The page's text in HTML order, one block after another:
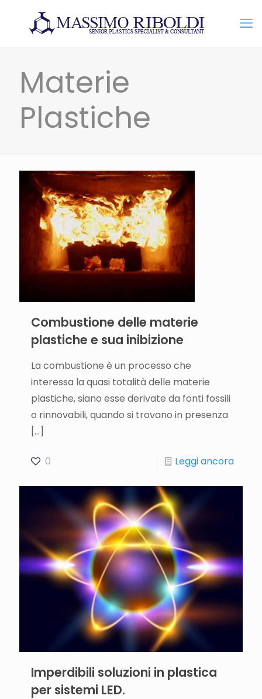
Materie
Plastiche
Combustione delle materie
plastiche e sua inibizione
La combustione è un processo che
interessa la quasi totalità delle materie
plastiche, siano esse derivate da fonti fossili
o rinnovabili, quando si trovano in presenza
[…]
0 Leggi ancora
Imperdibili soluzioni in plastica
per sistemi LED.